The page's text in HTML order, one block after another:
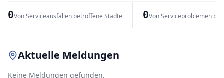
0Von Serviceausfällen betroffene Städte 0Von Serviceproblemen
Aktuelle Meldungen
Keine Meldungen gefunden.